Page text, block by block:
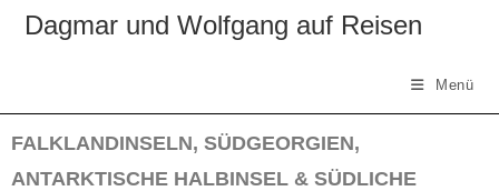
Dagmar und Wolfgang auf Reisen
Menü
FALKLANDINSELN, SÜDGEORGIEN,
ANTARKTISCHE HALBINSEL & SÜDLICHE